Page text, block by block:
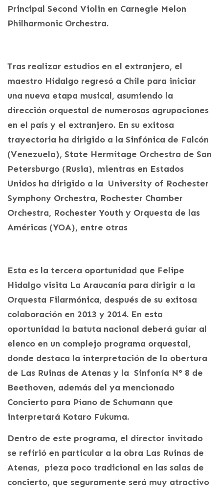
Principal Second Violin en Carnegie Melon
Philharmonic Orchestra.
Tras realizar estudios en el extranjero, el
maestro Hidalgo regresó a Chile para iniciar
una nueva etapa musical, asumiendo la
dirección orquestal de numerosas agrupaciones
en el país y el extranjero. En su exitosa
trayectoria ha dirigido a la Sinfónica de Falcón
(Venezuela), State Hermitage Orchestra de San
Petersburgo (Rusia), mientras en Estados
Unidos ha dirigido a la University of Rochester
Symphony Orchestra, Rochester Chamber
Orchestra, Rochester Youth y Orquesta de las
Américas (YOA), entre otras
Esta es la tercera oportunidad que Felipe
Hidalgo visita La Araucanía para dirigir a la
Orquesta Filarmónica, después de su exitosa
colaboración en 2013 y 2014. En esta
oportunidad la batuta nacional deberá guiar al
elenco en un complejo programa orquestal,
donde destaca la interpretación de la obertura
de Las Ruinas de Atenas y la Sinfonía N° 8 de
Beethoven, además del ya mencionado
Concierto para Piano de Schumann que
interpretará Kotaro Fukuma.
Dentro de este programa, el director invitado
se refirió en particular a la obra Las Ruinas de
Atenas, pieza poco tradicional en las salas de
concierto, que seguramente será muy atractivo